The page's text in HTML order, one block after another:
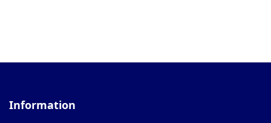
Information